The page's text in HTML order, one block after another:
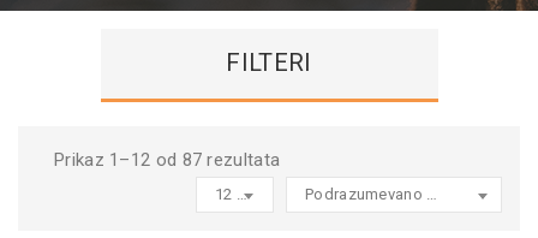
Prikaz 1–12 od 87 rezultata
12 products per page
FILTERI